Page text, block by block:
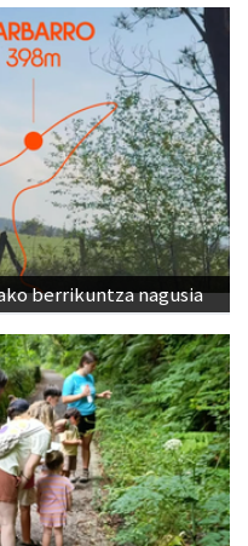
berrikuntza nagusia